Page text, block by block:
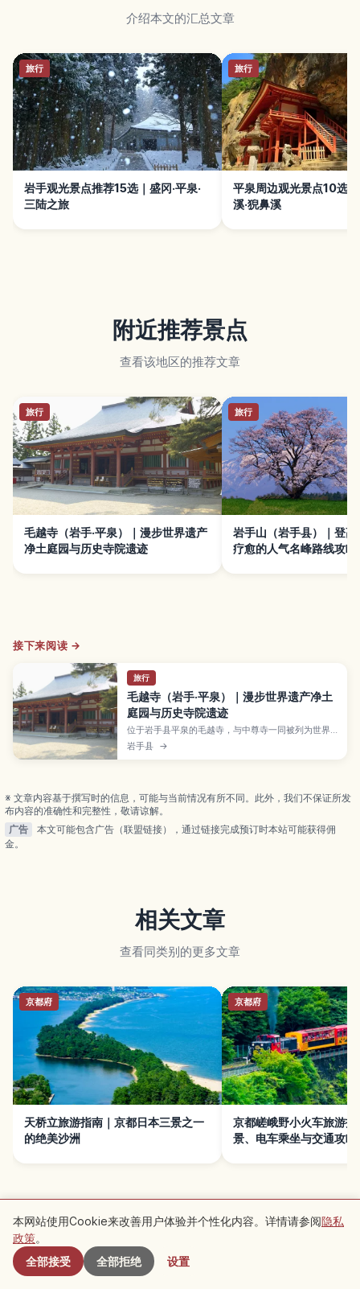
介绍本文的汇总文章
旅行
岩手观光景点推荐15选｜盛冈·平泉·
三陆之旅
旅行
平泉周边观光景点10选
溪·猊鼻溪
附近推荐景点
查看该地区的推荐文章
旅行
毛越寺（岩手·平泉）｜漫步世界遗产
净土庭园与历史寺院遗迹
旅行
岩手山（岩手县）｜登高
疗愈的人气名峰路线攻略
接下来阅读 →
旅行
毛越寺（岩手·平泉）｜漫步世界遗产净土
庭园与历史寺院遗迹
位于岩手县平泉的毛越寺，与中尊寺一同被列为世界
遗产，以再现极乐世界的净土庭园和广阔伽蓝遗迹闻
名。本文介绍池泉庭园与堂塔遗址的看点、奥州藤原
岩手县 →
※ 文章内容基于撰写时的信息，可能与当前情况有所不同。此外，我们不保证所发
布内容的准确性和完整性，敬请谅解。
广告
本文可能包含广告（联盟链接），通过链接完成预订时本站可能获得佣
金。
相关文章
查看同类别的更多文章
京都府
天桥立旅游指南｜京都日本三景之一
的绝美沙洲
京都府
京都嵯峨野小火车旅游指
景、电车乘坐与交通攻略
附近景点
本网站使用Cookie来改善用户体验并个性化内容。详情请参阅隐私
政策。
全部接受
全部拒绝 设置